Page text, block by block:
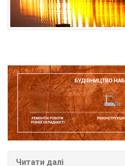
Читати далі